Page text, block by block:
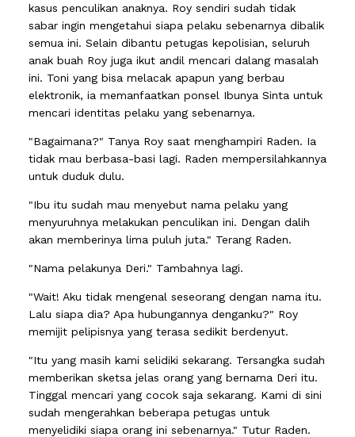
kasus penculikan anaknya. Roy sendiri sudah tidak
sabar ingin mengetahui siapa pelaku sebenarnya dibalik
semua ini. Selain dibantu petugas kepolisian, seluruh
anak buah Roy juga ikut andil mencari dalang masalah
ini. Toni yang bisa melacak apapun yang berbau
elektronik, ia memanfaatkan ponsel Ibunya Sinta untuk
mencari identitas pelaku yang sebenarnya.
"Bagaimana?" Tanya Roy saat menghampiri Raden. Ia
tidak mau berbasa-basi lagi. Raden mempersilahkannya
untuk duduk dulu.
"Ibu itu sudah mau menyebut nama pelaku yang
menyuruhnya melakukan penculikan ini. Dengan dalih
akan memberinya lima puluh juta." Terang Raden.
"Nama pelakunya Deri." Tambahnya lagi.
"Wait! Aku tidak mengenal seseorang dengan nama itu.
Lalu siapa dia? Apa hubungannya denganku?" Roy
memijit pelipisnya yang terasa sedikit berdenyut.
"Itu yang masih kami selidiki sekarang. Tersangka sudah
memberikan sketsa jelas orang yang bernama Deri itu.
Tinggal mencari yang cocok saja sekarang. Kami di sini
sudah mengerahkan beberapa petugas untuk
menyelidiki siapa orang ini sebenarnya." Tutur Raden.